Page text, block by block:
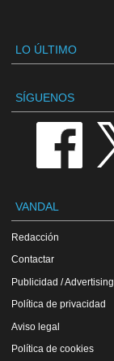
LO ÚLTIMO
SÍGUENOS
VANDAL
Redacción
Contactar
Publicidad / Advertising
Política de privacidad
Aviso legal
Política de cookies